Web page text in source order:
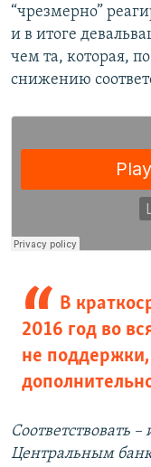
“чрезмерно”
и в итоге
чем та, которая,
снижению
В
2016 год во
не поддержки,
Соответствовать
Центральным